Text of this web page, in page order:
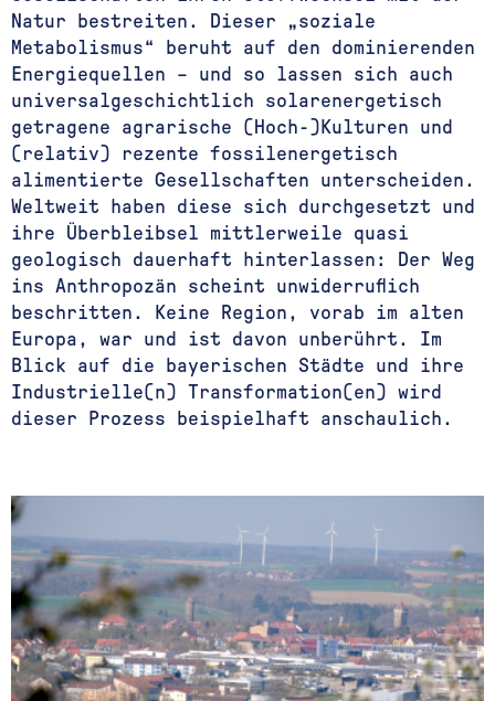
Natur bestreiten. Dieser „soziale
Metabolismus“ beruht auf den dominierenden
Energiequellen – und so lassen sich auch
universalgeschichtlich solarenergetisch
getragene agrarische (Hoch-)Kulturen und
(relativ) rezente fossilenergetisch
alimentierte Gesellschaften unterscheiden.
Weltweit haben diese sich durchgesetzt und
ihre Überbleibsel mittlerweile quasi
geologisch dauerhaft hinterlassen: Der Weg
ins Anthropozän scheint unwiderruflich
beschritten. Keine Region, vorab im alten
Europa, war und ist davon unberührt. Im
Blick auf die bayerischen Städte und ihre
Industrielle(n) Transformation(en) wird
dieser Prozess beispielhaft anschaulich.